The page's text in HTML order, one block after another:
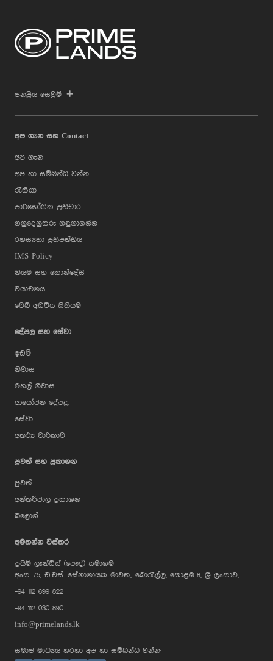
ජනප්‍රිය සෙවුම්
අප ගැන සහ Contact
අප ගැන
අප හා සම්බන්ධ වන්න
රැකියා
පාරිභෝගික ප්‍රතිචාර
ගනුදෙනුකරු හඳුනාගන්න
රහස්‍යතා ප්‍රතිපත්තිය
IMS Policy
නියම සහ කොන්දේසි
වියාචනය
වෙබ් අඩවිය සිතියම
දේපල සහ සේවා
ඉඩම්
නිවාස
මහල් නිවාස
ආයෝජන දේපළ
සේවා
අතථ්‍ය චාරිකාව
පුවත් සහ ප්‍රකාශන
පුවත්
අන්තර්ජාල ප්‍රකාශන
බ්ලොග්
අමතන්න විස්තර
ප්‍රයිම් ලෑන්ඩ්ස් (පෞද්) සමාගම
අංක 75, ඩී.එස්. සේනානායක මාවත,, බොරැල්ල, කොළඹ 8, ශ්‍රී ලංකාව,
+94 112 699 822
+94 112 030 890
info@primelands.lk
සමාජ මාධ්‍යය හරහා අප හා සම්බන්ධ වන්න:
Hi, I'm Prime Bee, Your AI